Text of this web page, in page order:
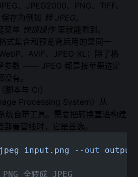
、JPEG2000、PNG、TIFF、
存为例如 转 JPEG。
菜单 快捷操作 里就能看到。
式集合和预览背后用的是同一
、AVIF、JPEG-XL；除了格
参数 —— JPEG 都是按苹果选定
有。
本与 CI）
Processing System）从
统自带工具。需要把转换塞进构建
署管线时，它是首选。
input.png --out
全转成 JPEG